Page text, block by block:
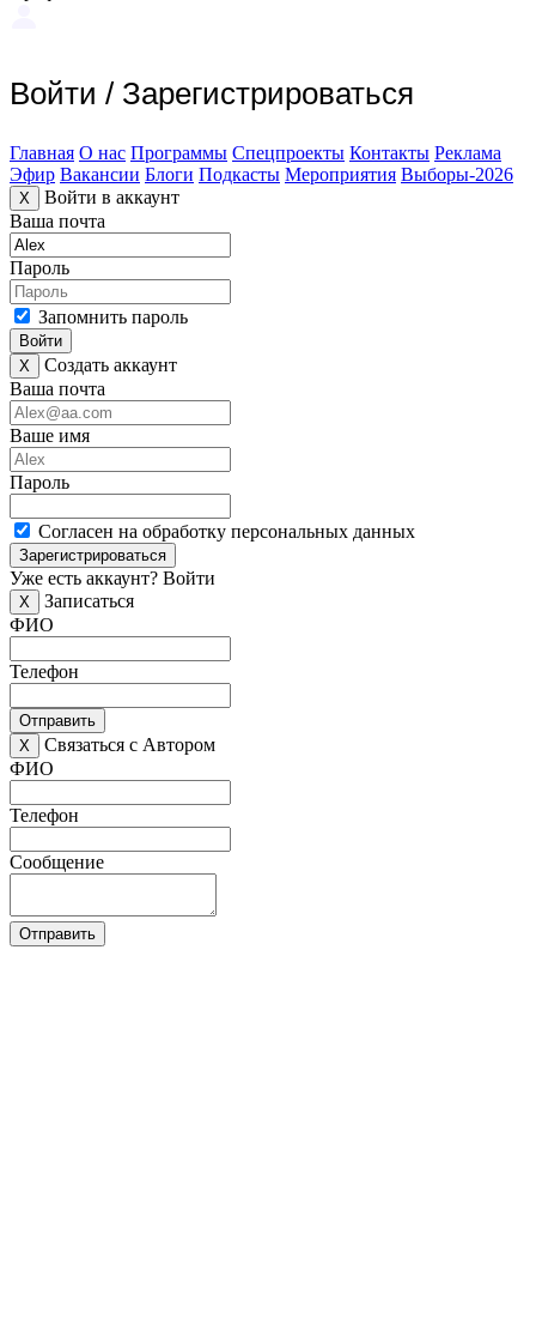
Войти / Зарегистрироваться
Главная О нас Программы Спецпроекты Контакты Реклама
Эфир Вакансии Блоги Подкасты Мероприятия Выборы-2026
X
Войти в аккаунт
Ваша почта
Пароль
Запомнить пароль
Войти
X
Создать аккаунт
Ваша почта
Ваше имя
Пароль
Согласен на обработку персональных данных
Зарегистрироваться
Уже есть аккаунт? Войти
X
Записаться
ФИО
Телефон
Отправить
X
Связаться с Автором
ФИО
Телефон
Сообщение
Отправить